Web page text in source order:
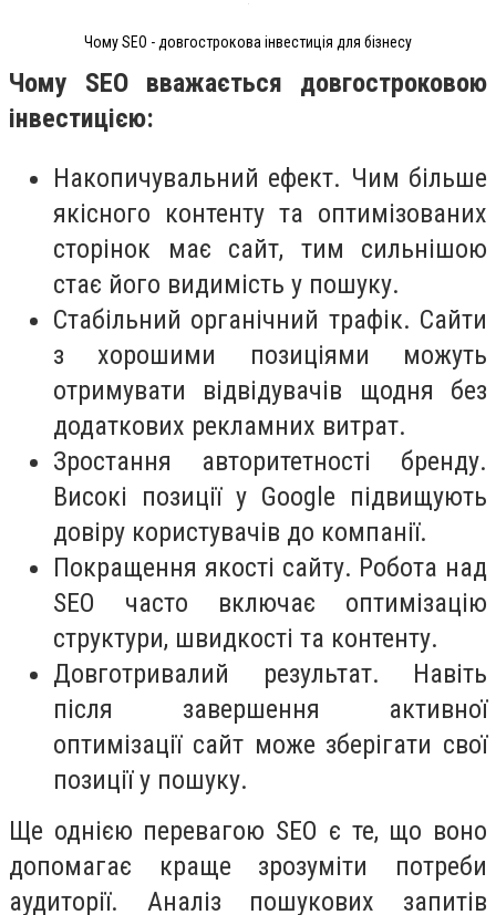
Чому SEO - довгострокова інвестиція для бізнесу
Чому SEO вважається довгостроковою
інвестицією:
Накопичувальний ефект. Чим більше
якісного контенту та оптимізованих
сторінок має сайт, тим сильнішою
стає його видимість у пошуку.
Стабільний органічний трафік. Сайти
з хорошими позиціями можуть
отримувати відвідувачів щодня без
додаткових рекламних витрат.
Зростання авторитетності бренду.
Високі позиції у Google підвищують
довіру користувачів до компанії.
Покращення якості сайту. Робота над
SEO часто включає оптимізацію
структури, швидкості та контенту.
Довготривалий результат. Навіть
після завершення активної
оптимізації сайт може зберігати свої
позиції у пошуку.
Ще однією перевагою SEO є те, що воно
допомагає краще зрозуміти потреби
аудиторії. Аналіз пошукових запитів